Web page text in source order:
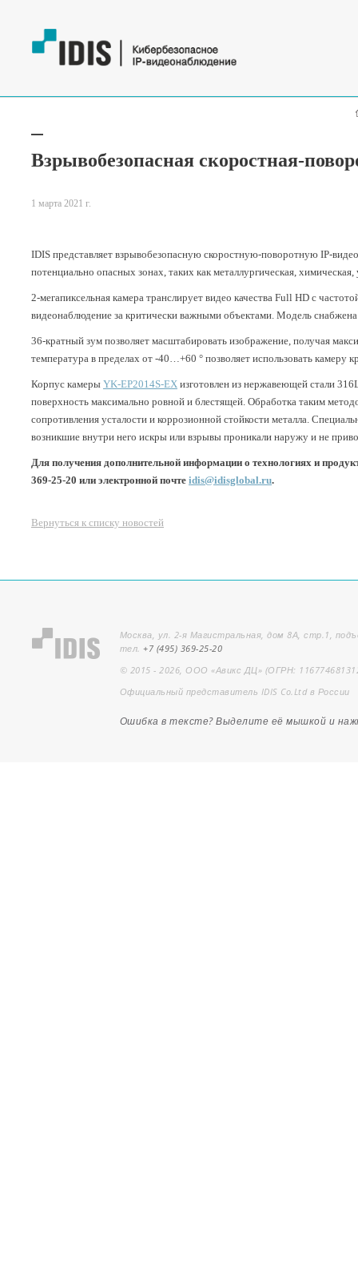
Взрывобезопасная скоростная-
1 марта 2021 г.
IDIS представляет взрывобезопасную скоростную-поворотную IP-
потенциально опасных зонах, таких как металлургическая,
2-мегапиксельная камера транслирует видео качества Full HD с
видеонаблюдение за критически важными объектами. Модель
36-кратный зум позволяет масштабировать изображение, получая
температура в пределах от -40…+60 ° позволяет использовать камеру
Корпус камеры YK-EP2014S-EX изготовлен из нержавеющей стали
поверхность максимально ровной и блестящей. Обработка таким
сопротивления усталости и коррозионной стойкости металла.
возникшие внутри него искры или взрывы проникали наружу и не
Для получения дополнительной информации о технологиях и
369-25-20 или электронной почте idis@idisglobal.ru.
Вернуться к списку новостей
Москва, ул. 2-я Магистральная, дом 8А, стр.1,
тел.+7 (495) 369-25-20
© 2015 - 2026, ООО «Авикс ДЦ» (ОГРН:
Официальный представитель IDIS Co.Ltd в России
Ошибка в тексте? Выделите её мышкой и